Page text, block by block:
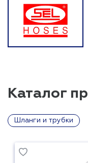
Каталог
Шланги и трубки